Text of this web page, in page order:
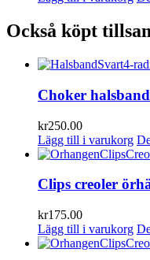
Också köpt
Choker
kr250.00
Lägg till i varukorg
Clips creoler
kr175.00
Lägg till i varukorg